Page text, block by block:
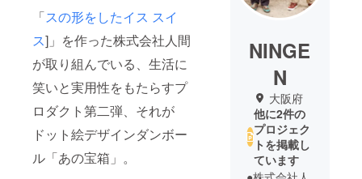
「スの形をしたイス スイ
ス]」を作った株式会社人間
が取り組んでいる、生活に
笑いと実用性をもたらすプ
ロダクト第二弾、それが
ドット絵デザインダンボー
ル「あの宝箱」。
NINGE
N
大阪府
他に2件の
プロジェク
トを掲載し
ています